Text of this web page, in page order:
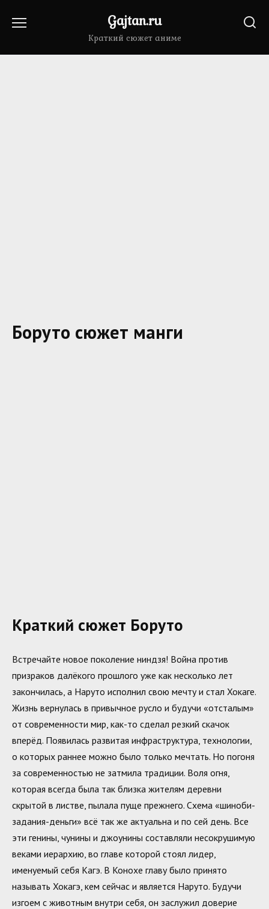
Gajtan.ru
Краткий сюжет аниме
Боруто сюжет манги
Краткий сюжет Боруто
Встречайте новое поколение ниндзя! Война против
призраков далёкого прошлого уже как несколько лет
закончилась, а Наруто исполнил свою мечту и стал Хокаге.
Жизнь вернулась в привычное русло и будучи «отсталым»
от современности мир, как-то сделал резкий скачок
вперёд. Появилась развитая инфраструктура, технологии,
о которых раннее можно было только мечтать. Но погоня
за современностью не затмила традиции. Воля огня,
которая всегда была так близка жителям деревни
скрытой в листве, пылала пуще прежнего. Схема «шиноби-
задания-деньги» всё так же актуальна и по сей день. Все
эти генины, чунины и джоунины составляли несокрушимую
веками иерархию, во главе которой стоял лидер,
именуемый себя Кагэ. В Конохе главу было принято
называть Хокагэ, кем сейчас и является Наруто. Будучи
изгоем с животным внутри себя, он заслужил доверие